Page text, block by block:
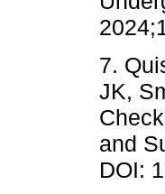
7.
JK,
and
DOI: